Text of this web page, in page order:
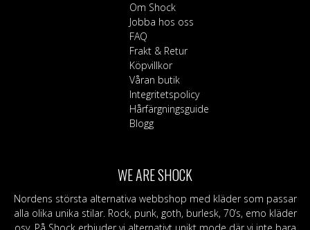
alternativen
produktsidan
Om Shock
Jobba hos oss
FAQ
Frakt & Retur
Köpvillkor
Våran butik
Integritetspolicy
Hårfärgningsguide
Blogg
WE ARE SHOCK
Nordens största alternativa webbshop med kläder som passar
alla olika unika stilar. Rock, punk, goth, burlesk, 70’s, emo kläder